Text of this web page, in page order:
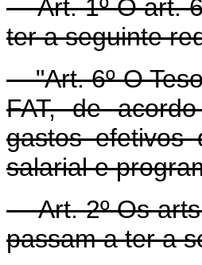
Art. 1º O art.
ter a seguinte
"Art. 6º O
FAT, de
gastos efetivos
salarial e
Art. 2º Os arts.
passam a ter a